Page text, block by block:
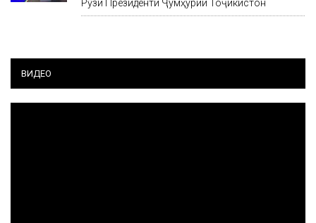
Рӯзи Президенти Ҷумҳурии Тоҷикистон
ВИДЕО